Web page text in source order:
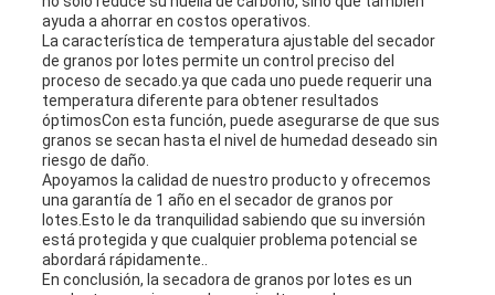
ayuda a ahorrar en costos operativos.
La característica de temperatura ajustable del secador
de granos por lotes permite un control preciso del
proceso de secado.ya que cada uno puede requerir una
temperatura diferente para obtener resultados
óptimosCon esta función, puede asegurarse de que sus
granos se secan hasta el nivel de humedad deseado sin
riesgo de daño.
Apoyamos la calidad de nuestro producto y ofrecemos
una garantía de 1 año en el secador de granos por
lotes.Esto le da tranquilidad sabiendo que su inversión
está protegida y que cualquier problema potencial se
abordará rápidamente..
En conclusión, la secadora de granos por lotes es un